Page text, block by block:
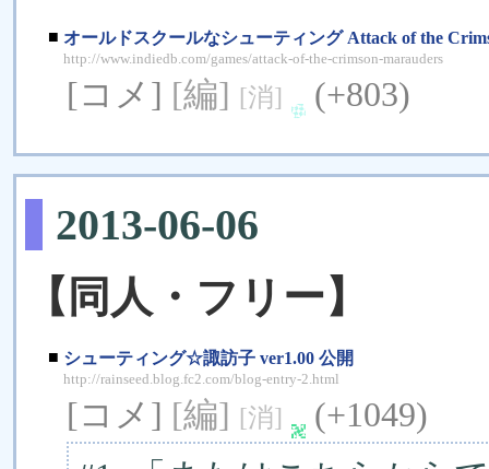
■ オールドスクールなシューティング Attack of the
http://www.indiedb.com/games/attack-of-the-crimson-marauders
[コメ] [編] [消] (+803)
2013-06-06
【同人・フリー】
■ シューティング☆諏訪子 ver1.00 公開
http://rainseed.blog.fc2.com/blog-entry-2.html
[コメ] [編] [消]
(+1049)